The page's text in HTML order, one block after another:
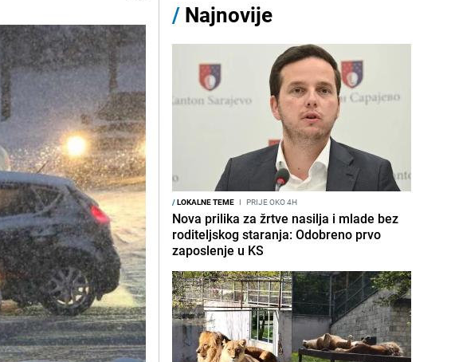
/ Najnovije
/LOKALNE TEME I PRIJE OKO 4H
Nova prilika za žrtve nasilja i mlade bez
roditeljskog staranja: Odobreno prvo
zaposlenje u KS